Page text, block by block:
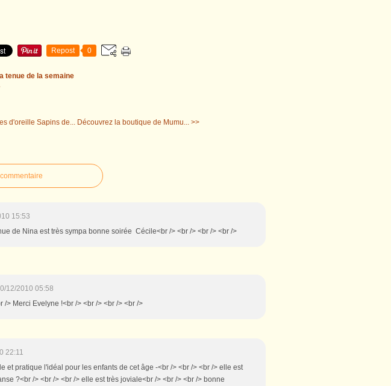
Repost 0
la tenue de la semaine
d'oreille Sapins de... Découvrez la boutique de Mumu... >>
15:53
de Nina est très sympa bonne soirée Cécile<br /> <br /> <br /> <br />
12/2010 05:58
/> Merci Evelyne !<br /> <br /> <br /> <br />
22:11
et pratique l'idéal pour les enfants de cet âge -<br /> <br /> <br /> elle est
?<br /> <br /> <br /> elle est très joviale<br /> <br /> <br /> bonne